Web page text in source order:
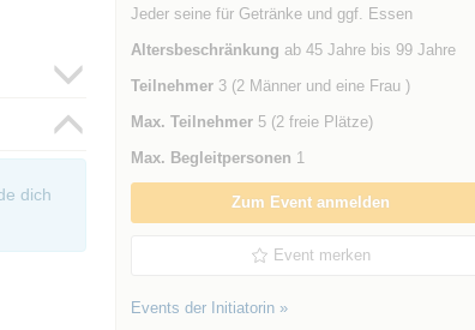
dich
Jeder seine für Getränke und ggf. Essen
Altersbeschränkung ab 45 Jahre bis 99 Jahre
Teilnehmer3 (2 Männer und eine Frau )
Max. Teilnehmer5 (2 freie Plätze)
Max. Begleitpersonen 1
Zum Event anmelden
Event merken
Events der Initiatorin »